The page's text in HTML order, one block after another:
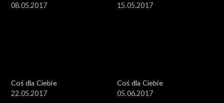
08.05.2017
15.05.2017
Coś dla Ciebie
22.05.2017
Coś dla Ciebie
05.06.2017